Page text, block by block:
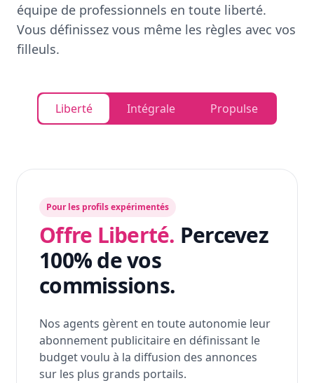
équipe de professionnels en toute liberté.
Vous définissez vous même les règles avec vos
filleuls.
Liberté Intégrale Propulse
Pour les profils expérimentés
Offre Liberté. Percevez
100% de vos
commissions.
Nos agents gèrent en toute autonomie leur
abonnement publicitaire en définissant le
budget voulu à la diffusion des annonces
sur les plus grands portails.